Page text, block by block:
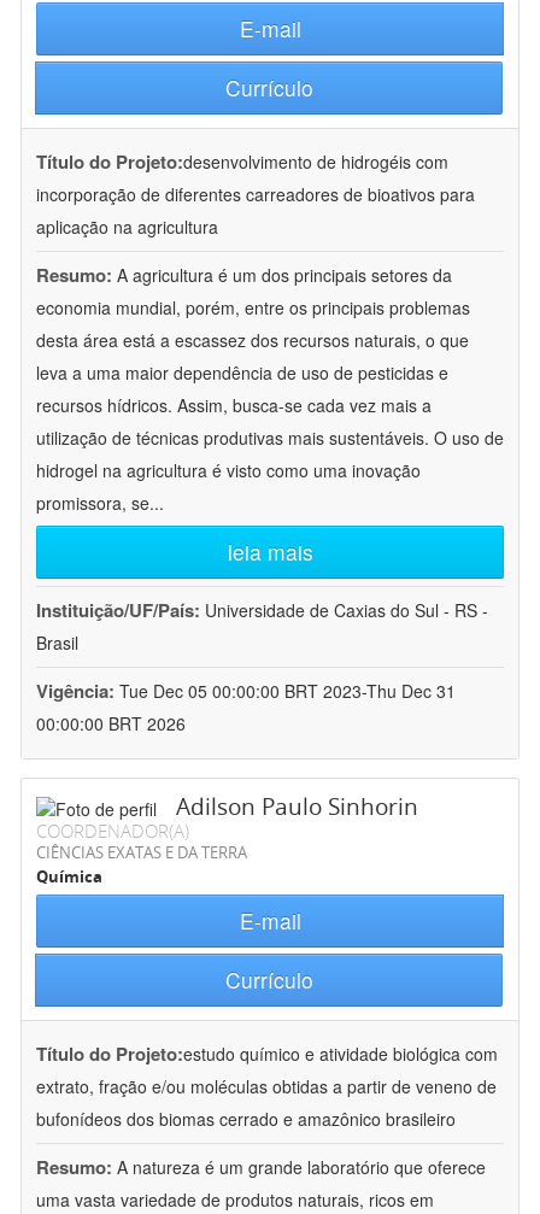
E-mail
Currículo
Título do Projeto:desenvolvimento de hidrogéis com
incorporação de diferentes carreadores de bioativos para
aplicação na agricultura
Resumo: A agricultura é um dos principais setores da
economia mundial, porém, entre os principais problemas
desta área está a escassez dos recursos naturais, o que
leva a uma maior dependência de uso de pesticidas e
recursos hídricos. Assim, busca-se cada vez mais a
utilização de técnicas produtivas mais sustentáveis. O uso de
hidrogel na agricultura é visto como uma inovação
promissora, se...
leia mais
Instituição/UF/País: Universidade de Caxias do Sul - RS -
Brasil
Vigência: Tue Dec 05 00:00:00 BRT 2023-Thu Dec 31
00:00:00 BRT 2026
Adilson Paulo Sinhorin
COORDENADOR(A)
CIÊNCIAS EXATAS E DA TERRA
Química
E-mail
Currículo
Título do Projeto:estudo químico e atividade biológica com
extrato, fração e/ou moléculas obtidas a partir de veneno de
bufonídeos dos biomas cerrado e amazônico brasileiro
Resumo: A natureza é um grande laboratório que oferece
uma vasta variedade de produtos naturais, ricos em